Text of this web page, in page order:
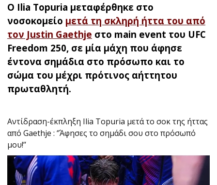
Ο Ilia Topuria μεταφέρθηκε στο
νοσοκομείο μετά τη σκληρή ήττα του από
τον Justin Gaethje στο main event του UFC
Freedom 250, σε μία μάχη που άφησε
έντονα σημάδια στο πρόσωπο και το
σώμα του μέχρι πρότινος αήττητου
πρωταθλητή.
Αντίδραση-έκπληξη Ilia Topuria μετά το σοκ της ήττας
από Gaethje : ‘’Άφησες το σημάδι σου στο πρόσωπό
μου!’’